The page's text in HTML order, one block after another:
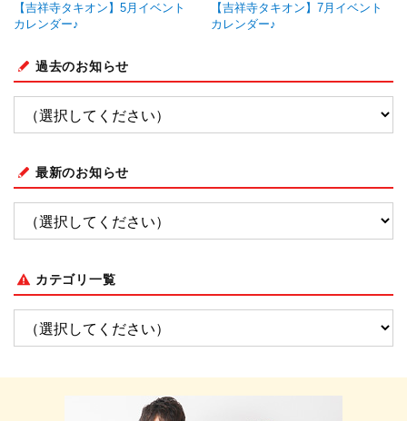
【吉祥寺タキオン】5月イベント
カレンダー♪
【吉祥寺タキオン】7月イベント
カレンダー♪
過去のお知らせ
最新のお知らせ
カテゴリ一覧